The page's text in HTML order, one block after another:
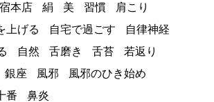
本店
絹 美 習慣
肩こり
上げる 自宅で過ごす
自律神経
自然 舌磨き 舌苔
若返り
銀座 風邪
風邪のひき始め
番 鼻炎